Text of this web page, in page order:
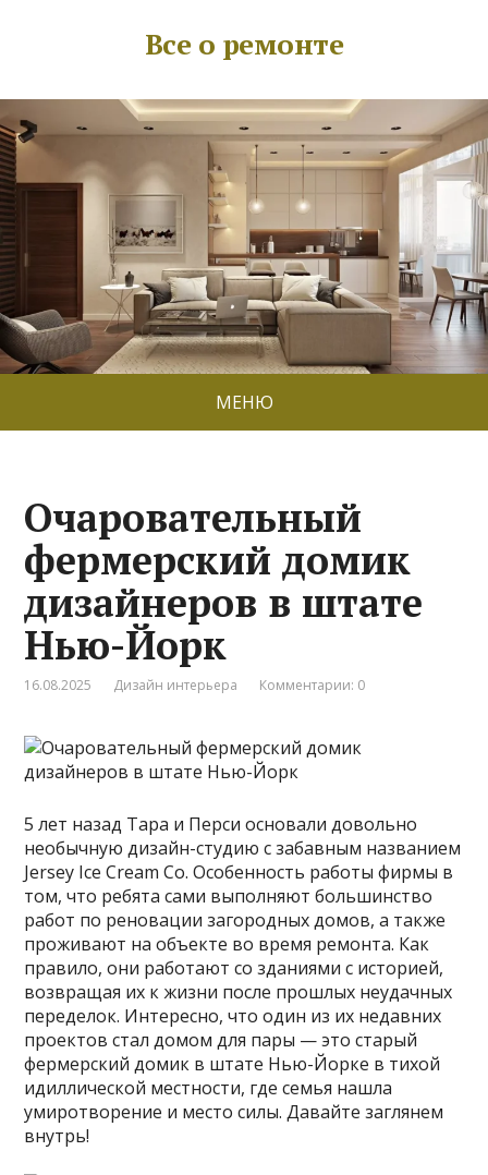
Все о ремонте
МЕНЮ
Очаровательный
фермерский домик
дизайнеров в штате
Нью-Йорк
16.08.2025 Дизайн интерьера Комментарии: 0
5 лет назад Тара и Перси основали довольно
необычную дизайн-студию с забавным названием
Jersey Ice Cream Co. Особенность работы фирмы в
том, что ребята сами выполняют большинство
работ по реновации загородных домов, а также
проживают на объекте во время ремонта. Как
правило, они работают со зданиями с историей,
возвращая их к жизни после прошлых неудачных
переделок. Интересно, что один из их недавних
проектов стал домом для пары — это старый
фермерский домик в штате Нью-Йорке в тихой
идиллической местности, где семья нашла
умиротворение и место силы. Давайте заглянем
внутрь!